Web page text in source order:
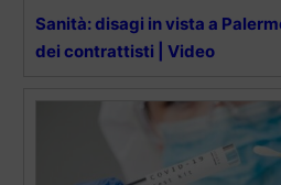
Sanità: disagi in vista a
dei contrattisti | Video